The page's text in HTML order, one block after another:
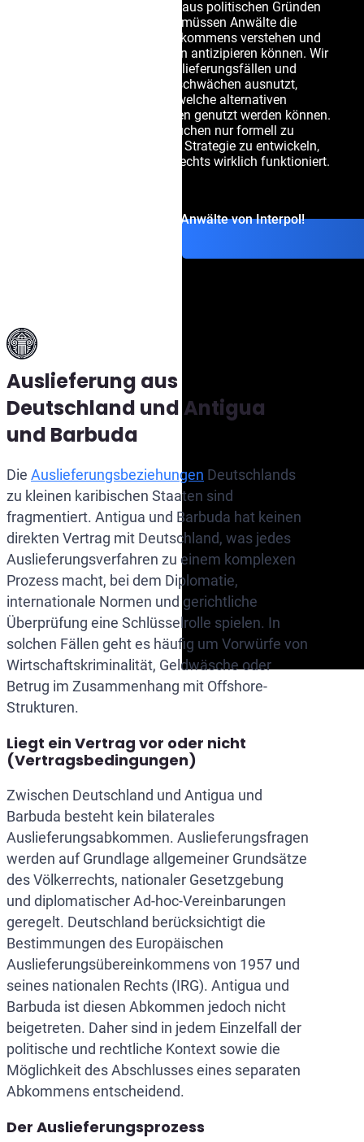
über Jahre hinziehen oder aus politischen Gründen
blockiert werden. Deshalb müssen Anwälte die
Details jedes einzelnen Abkommens verstehen und
Risiken bereits im Ersuchen antizipieren können. Wir
beraten Mandanten in Auslieferungsfällen und
wissen, wie man Vertragsschwächen ausnutzt,
Ablehnungen erwirkt und welche alternativen
Verteidigungsmechanismen genutzt werden können.
Unser Ziel ist es nicht, Ersuchen nur formell zu
beantworten, sondern eine Strategie zu entwickeln,
die im Kontext des Völkerrechts wirklich funktioniert.
Kontaktieren Sie die Anwälte von Interpol!
Auslieferung aus
Deutschland und Antigua
und Barbuda
Die Auslieferungsbeziehungen Deutschlands
zu kleinen karibischen Staaten sind
fragmentiert. Antigua und Barbuda hat keinen
direkten Vertrag mit Deutschland, was jedes
Auslieferungsverfahren zu einem komplexen
Prozess macht, bei dem Diplomatie,
internationale Normen und gerichtliche
Überprüfung eine Schlüsselrolle spielen. In
solchen Fällen geht es häufig um Vorwürfe von
Wirtschaftskriminalität, Geldwäsche oder
Betrug im Zusammenhang mit Offshore-
Strukturen.
Liegt ein Vertrag vor oder nicht
(Vertragsbedingungen)
Zwischen Deutschland und Antigua und
Barbuda besteht kein bilaterales
Auslieferungsabkommen. Auslieferungsfragen
werden auf Grundlage allgemeiner Grundsätze
des Völkerrechts, nationaler Gesetzgebung
und diplomatischer Ad-hoc-Vereinbarungen
geregelt. Deutschland berücksichtigt die
Bestimmungen des Europäischen
Auslieferungsübereinkommens von 1957 und
seines nationalen Rechts (IRG). Antigua und
Barbuda ist diesen Abkommen jedoch nicht
beigetreten. Daher sind in jedem Einzelfall der
politische und rechtliche Kontext sowie die
Möglichkeit des Abschlusses eines separaten
Abkommens entscheidend.
Der Auslieferungsprozess